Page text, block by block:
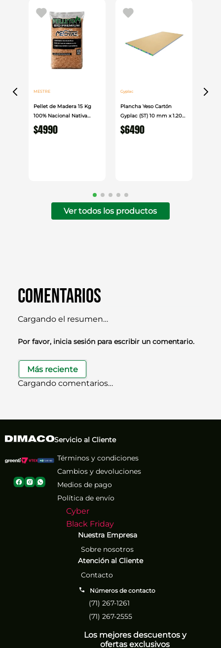
MESTRE
Pellet de Madera 15 Kg
100% Nacional Nativa
Mestre
$4990
Gyplac
Plancha Yeso Cartón
Gyplac (ST) 10 mm x 1.20
cm x 2.40cm
$6490
Ver todos los productos
Comentarios
Cargando el resumen…
Por favor, inicia sesión para escribir un comentario.
Más reciente
Cargando comentarios…
Servicio al Cliente
Términos y condiciones
Cambios y devoluciones
Medios de pago
Política de envío
Cyber
Black Friday
Nuestra Empresa
Sobre nosotros
Atención al Cliente
Contacto
Números de contacto
(71) 267-1261
(71) 267-2555
Los mejores descuentos y
ofertas exclusivos